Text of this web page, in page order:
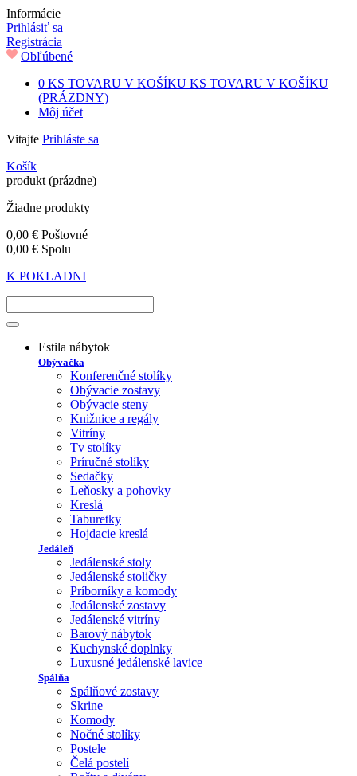
Informácie
Prihlásiť sa
Registrácia
Obľúbené
0 KS TOVARU V KOŠÍKU KS TOVARU V KOŠÍKU
(PRÁZDNY)
Môj účet
Vitajte Prihláste sa
Košík
produkt (prázdne)
Žiadne produkty
0,00 € Poštovné
0,00 € Spolu
K POKLADNI
Estila nábytok
Obývačka
Konferenčné stolíky
Obývacie zostavy
Obývacie steny
Knižnice a regály
Vitríny
Tv stolíky
Príručné stolíky
Sedačky
Leňosky a pohovky
Kreslá
Taburetky
Hojdacie kreslá
Jedáleň
Jedálenské stoly
Jedálenské stoličky
Príborníky a komody
Jedálenské zostavy
Jedálenské vitríny
Barový nábytok
Kuchynské doplnky
Luxusné jedálenské lavice
Spálňa
Spálňové zostavy
Skrine
Komody
Nočné stolíky
Postele
Čelá postelí